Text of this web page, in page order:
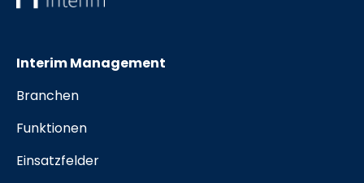
Interim Management
Branchen
Funktionen
Einsatzfelder